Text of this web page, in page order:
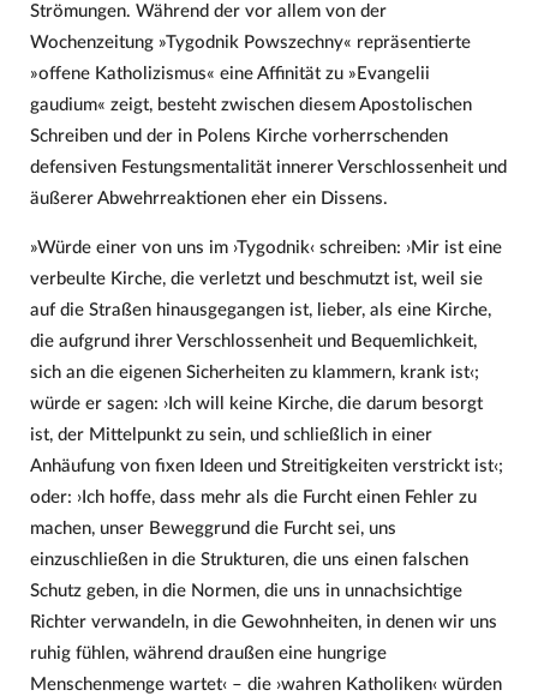
Strömungen. Während der vor allem von der
Wochenzeitung »Tygodnik Powszechny« repräsentierte
»offene Katholizismus« eine Affinität zu »Evangelii
gaudium« zeigt, besteht zwischen diesem Apostolischen
Schreiben und der in Polens Kirche vorherrschenden
defensiven Festungsmentalität innerer Verschlossenheit und
äußerer Abwehrreaktionen eher ein Dissens.
»Würde einer von uns im ›Tygodnik‹ schreiben: ›Mir ist eine
verbeulte Kirche, die verletzt und beschmutzt ist, weil sie
auf die Straßen hinausgegangen ist, lieber, als eine Kirche,
die aufgrund ihrer Verschlossenheit und Bequemlichkeit,
sich an die eigenen Sicherheiten zu klammern, krank ist‹;
würde er sagen: ›Ich will keine Kirche, die darum besorgt
ist, der Mittelpunkt zu sein, und schließlich in einer
Anhäufung von fixen Ideen und Streitigkeiten verstrickt ist‹;
oder: ›Ich hoffe, dass mehr als die Furcht einen Fehler zu
machen, unser Beweggrund die Furcht sei, uns
einzuschließen in die Strukturen, die uns einen falschen
Schutz geben, in die Normen, die uns in unnachsichtige
Richter verwandeln, in die Gewohnheiten, in denen wir uns
ruhig fühlen, während draußen eine hungrige
Menschenmenge wartet‹ – die ›wahren Katholiken‹ würden